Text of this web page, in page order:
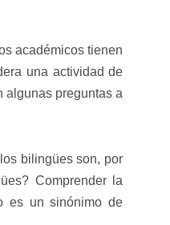
académicos tienen
una actividad de
algunas preguntas a
bilingües son, por
Comprender la
es un sinónimo de